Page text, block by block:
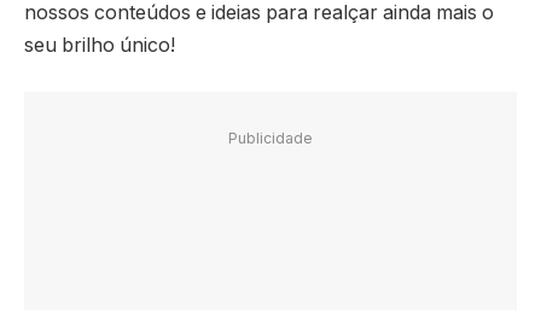
nossos conteúdos e ideias para realçar ainda mais o
seu brilho único!
Publicidade